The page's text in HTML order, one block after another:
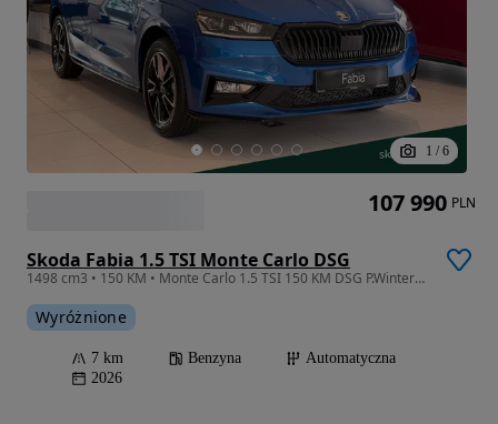
1 / 6
Skoda Fabia 1.5 TSI Monte Carlo DSG
1498 cm3 • 150 KM • Monte Carlo 1.5 TSI 150 KM DSG P.Winter+Comfort dostępna od ręki !
Wyróżnione
7 km Benzyna
Automatyczna
2026
107 990 PLN